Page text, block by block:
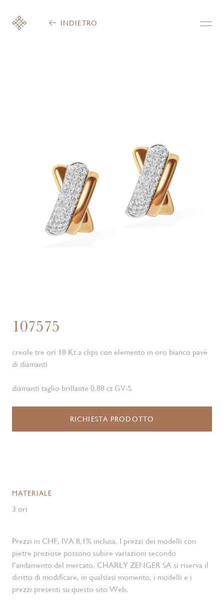
INDIETRO
107575
creole tre ori 18 Kt a clips con elemento in oro bianco pavè
di diamanti
diamanti taglio brillante 0.88 ct GV-S
RICHIESTA PRODOTTO
MATERIALE
3 ori
Prezzi in CHF, IVA 8,1% inclusa. I prezzi dei modelli con
pietre preziose possono subire variazioni secondo
l’andamento del mercato. CHARLY ZENGER SA si riserva il
diritto di modificare, in qualsiasi momento, i modelli e i
prezzi presenti su questo sito Web.